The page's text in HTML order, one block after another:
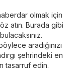
olmak için
atın. Burada gibi
aradığınızı
şehrindeki en
tasarruf edin.